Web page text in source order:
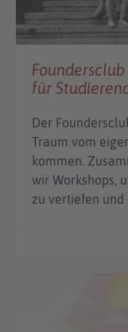
für
Der
Traum vom
kommen.
wir Workshops,
zu vertiefen